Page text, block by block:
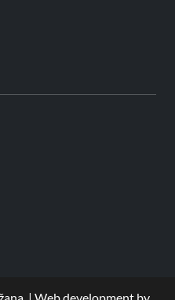
| Web development by